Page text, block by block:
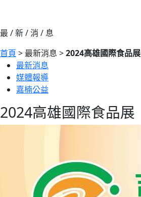
最 / 新 / 消 / 息
首頁 > 最新消息 >2024高雄國際食品展
最新消息
媒體報導
嘉楠公益
2024高雄國際食品展